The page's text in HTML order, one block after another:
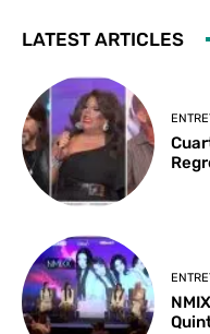
LATEST ARTICLES